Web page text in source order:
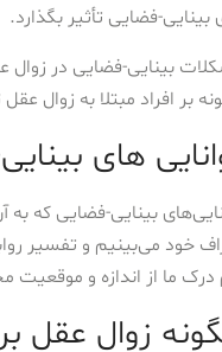
بینایی-فضایی تأثیر بگذارد.
بینایی-فضایی در
بر افراد مبتلا به زوال
های
بینایی-فضایی که
خود می‌بینیم و تفسیر
ما از اندازه و موقعیت
زوال عقل